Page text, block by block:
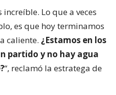
increíble. Lo que a veces
es que hoy terminamos
caliente. ¿Estamos en los
partido y no hay agua
“, reclamó la estratega de